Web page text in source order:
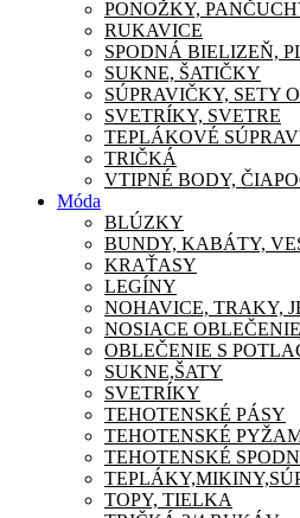
PONOŽKY,
RUKAVICE
SPODNÁ BIELIZEŇ,
SUKNE, ŠATIČKY
SÚPRAVIČKY, SETY
SVETRÍKY, SVETRE
TEPLÁKOVÉ
TRIČKÁ
VTIPNÉ BODY,
Móda
BLÚZKY
BUNDY, KABÁTY,
KRAŤASY
LEGÍNY
NOHAVICE, TRAKY,
NOSIACE OBLEČENIE
OBLEČENIE S
SUKNE,ŠATY
SVETRÍKY
TEHOTENSKÉ PÁSY
TEHOTENSKÉ
TEHOTENSKÉ
TOPY, TIELKA